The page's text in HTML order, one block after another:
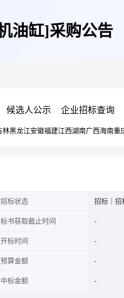
油缸]采购公告
候选人公示 企业招标查询
林黑龙江安徽福建江西湖南广西海南重
招标状态 招标｜招
标书获取截止时间
开标时间
预算金额
中标金额